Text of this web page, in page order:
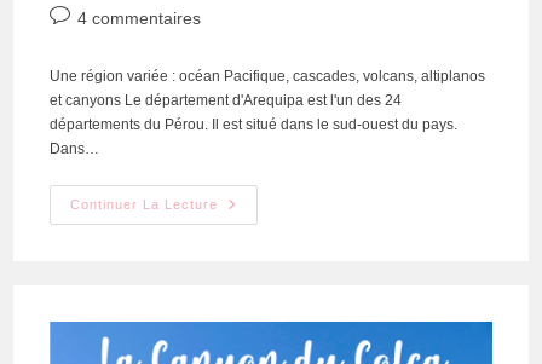
4 commentaires
Une région variée : océan Pacifique, cascades, volcans, altiplanos
et canyons Le département d'Arequipa est l'un des 24
départements du Pérou. Il est situé dans le sud-ouest du pays.
Dans…
Continuer La Lecture